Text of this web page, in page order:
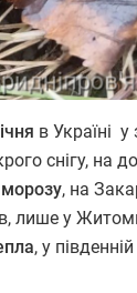
в Україні
снігу, на
морозу, на
лише у
, у